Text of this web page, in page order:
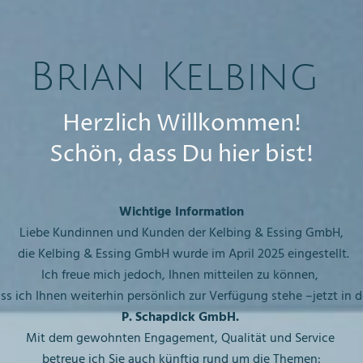
Brian Kelbing
Herzlich Willkommen!
Schön, dass Du hier bist!
Wichtige Information
Liebe Kundinnen und Kunden der Kelbing & Essing GmbH,
die Kelbing & Essing GmbH wurde im April 2025 eingestellt.
Ich freue mich jedoch, Ihnen mitteilen zu können,
ich Ihnen weiterhin persönlich zur Verfügung stehe –jetzt in
P. Schapdick GmbH.
Mit dem gewohnten Engagement, Qualität und Service